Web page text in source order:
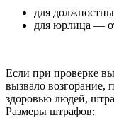
для
для юрлица —
Если при проверке
вызвало возгорание,
здоровью людей,
Размеры штрафов: